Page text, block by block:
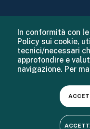
In conformità con
Policy sui cookie,
tecnici/necessari
approfondire e
navigazione. Per